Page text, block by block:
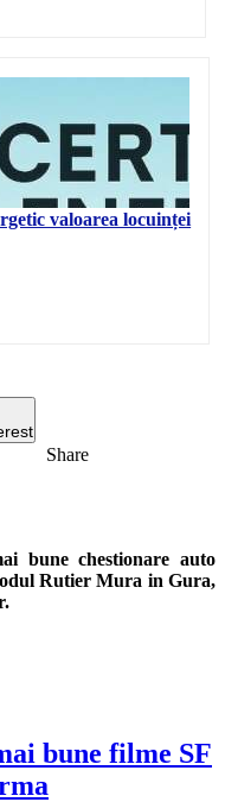
valoarea locuinței
Share
bune chestionare auto
Rutier Mura in Gura,
bune filme SF